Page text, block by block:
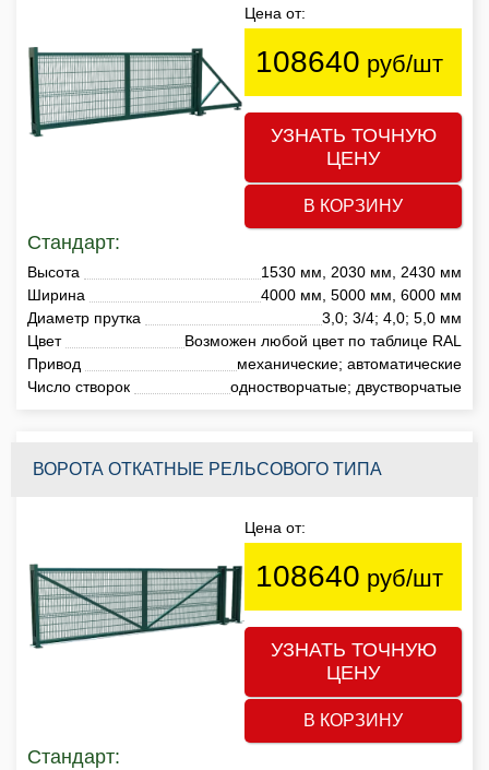
Цена от:
108640 руб/шт
УЗНАТЬ ТОЧНУЮ
ЦЕНУ
В КОРЗИНУ
Стандарт:
Высота
1530 мм, 2030 мм, 2430 мм
Ширина
4000 мм, 5000 мм, 6000 мм
Диаметр прутка
3,0; 3/4; 4,0; 5,0 мм
Цвет
Возможен любой цвет по таблице RAL
Привод
механические; автоматические
Число створок
одностворчатые; двустворчатые
ВОРОТА ОТКАТНЫЕ РЕЛЬСОВОГО ТИПА
Цена от:
108640 руб/шт
УЗНАТЬ ТОЧНУЮ
ЦЕНУ
В КОРЗИНУ
Стандарт: